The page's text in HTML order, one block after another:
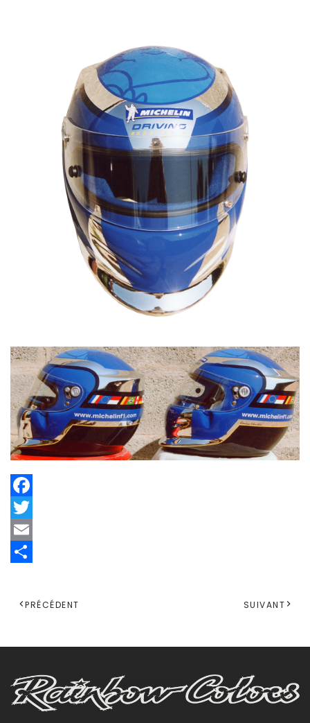
Facebook
Twitter
Email
PRÉCÉDENT SUIVANT